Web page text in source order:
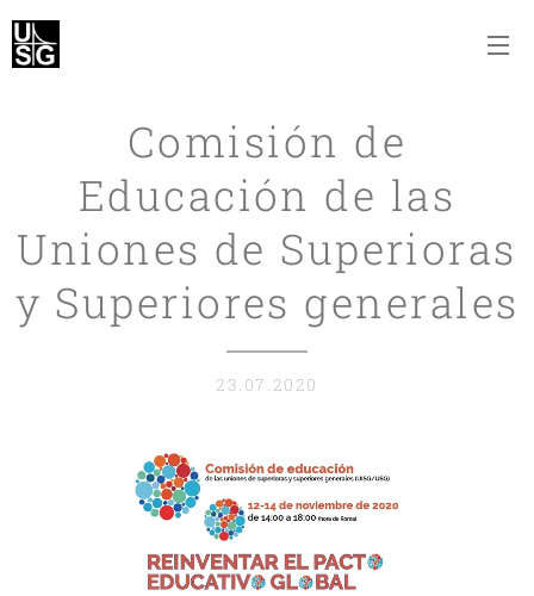
Comisión de
Educación de las
Uniones de Superioras
y Superiores generales
23.07.2020